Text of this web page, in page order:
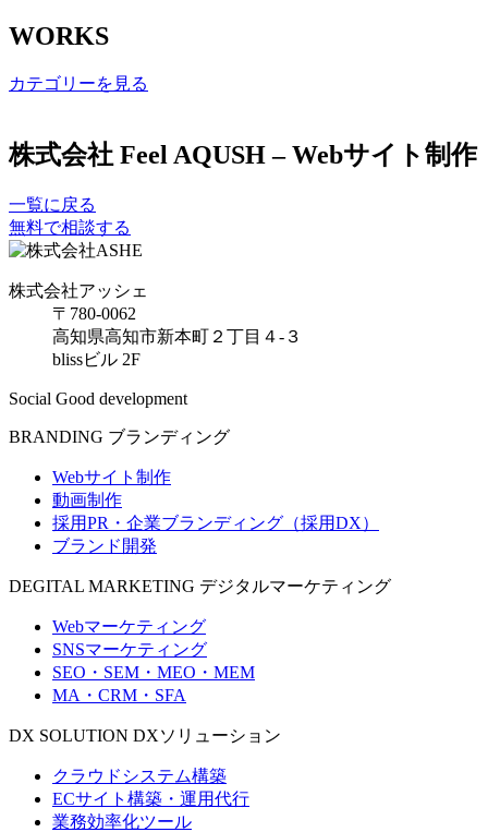
WORKS
カテゴリーを見る
株式会社 Feel AQUSH – Webサイト制作
一覧に戻る
無料で相談する
株式会社アッシェ
〒780-0062
高知県高知市新本町２丁目４-３
blissビル 2F
Social Good development
BRANDING ブランディング
Webサイト制作
動画制作
採用PR・企業ブランディング（採用DX）
ブランド開発
DEGITAL MARKETING デジタルマーケティング
Webマーケティング
SNSマーケティング
SEO・SEM・MEO・MEM
MA・CRM・SFA
DX SOLUTION DXソリューション
クラウドシステム構築
ECサイト構築・運用代行
業務効率化ツール